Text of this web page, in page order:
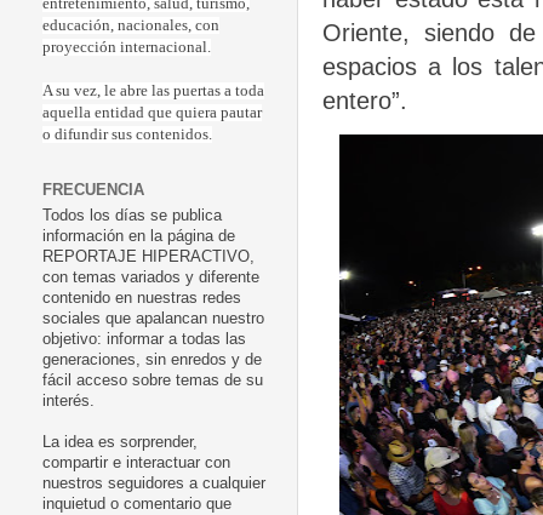
Oriente, siendo
espacios a los
entero”.
entretenimiento, salud, turismo,
educación, nacionales, con
proyección internacional.
A su vez, le abre las puertas a toda
aquella entidad que quiera pautar
o difundir sus contenidos.
FRECUENCIA
Todos los días se publica
información en la página de
REPORTAJE HIPERACTIVO,
con temas variados y diferente
contenido en nuestras redes
sociales que apalancan nuestro
objetivo: informar a todas las
generaciones, sin enredos y de
fácil acceso sobre temas de su
interés.
La idea es sorprender,
compartir e interactuar con
nuestros seguidores a cualquier
inquietud o comentario que